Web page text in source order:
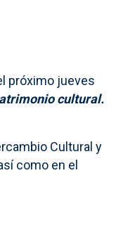
próximo jueves
cultural.
Cultural y
como en el